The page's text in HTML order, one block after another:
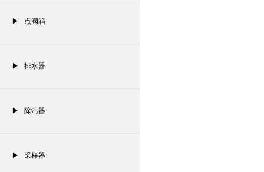
▶ 点阀箱
▶ 排水器
▶ 除污器
▶ 采样器